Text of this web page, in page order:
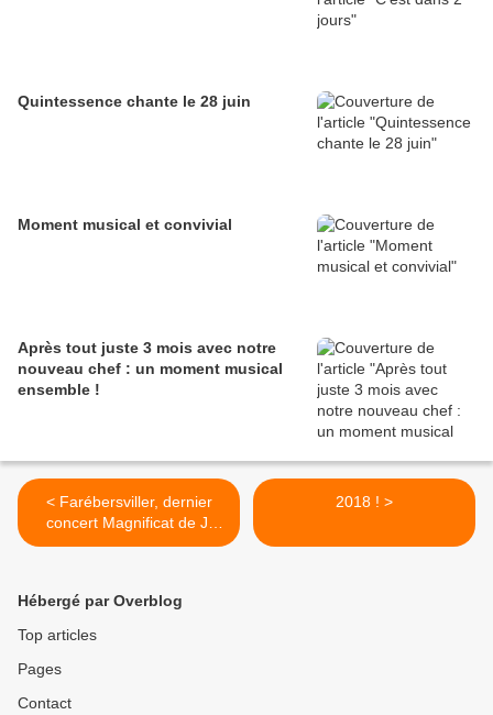
Quintessence chante le 28 juin
Moment musical et convivial
Après tout juste 3 mois avec notre
nouveau chef : un moment musical
ensemble !
< Farébersviller, dernier
concert Magnificat de J.
Rutter en Moselle-Est
2018 ! >
Hébergé par Overblog
Top articles
Pages
Contact